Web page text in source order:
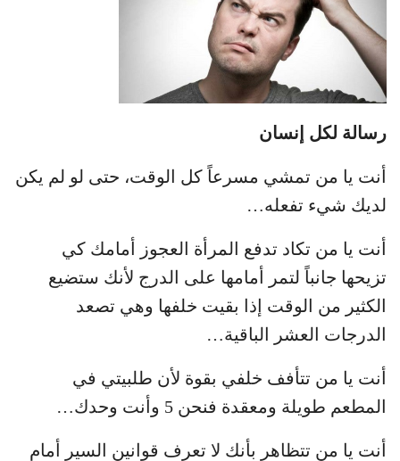
رسالة لكل إنسان
أنت يا من تمشي مسرعاً كل الوقت، حتى لو لم يكن
لديك شيء تفعله…
أنت يا من تكاد تدفع المرأة العجوز أمامك كي
تزيحها جانباً لتمر أمامها على الدرج لأنك ستضيع
الكثير من الوقت إذا بقيت خلفها وهي تصعد
الدرجات العشر الباقية…
أنت يا من تتأفف خلفي بقوة لأن طلبيتي في
المطعم طويلة ومعقدة فنحن 5 وأنت وحدك…
أنت يا من تتظاهر بأنك لا تعرف قوانين السير أمام